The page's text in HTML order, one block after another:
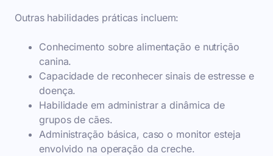
Outras habilidades práticas incluem:
Conhecimento sobre alimentação e nutrição
canina.
Capacidade de reconhecer sinais de estresse e
doença.
Habilidade em administrar a dinâmica de
grupos de cães.
Administração básica, caso o monitor esteja
envolvido na operação da creche.